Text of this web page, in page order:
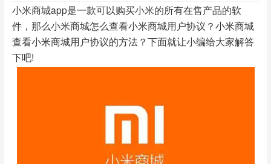
小米商城app是一款可以购买小米的所有在售产品的软
件，那么小米商城怎么查看小米商城用户协议？小米商城
查看小米商城用户协议的方法？下面就让小编给大家解答
下吧!